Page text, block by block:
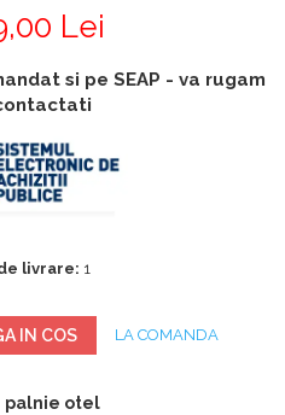
Lei
si pe SEAP - va rugam
livrare: 1
IN COS LA COMANDA
palnie otel